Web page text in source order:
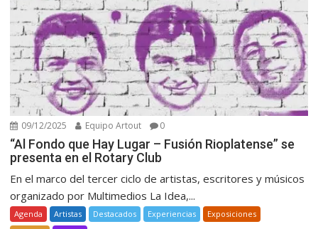
09/12/2025 Equipo Artout 0
“Al Fondo que Hay Lugar – Fusión Rioplatense” se
presenta en el Rotary Club
En el marco del tercer ciclo de artistas, escritores y músicos
organizado por Multimedios La Idea,...
Agenda Artistas Destacados Experiencias
Exposiciones